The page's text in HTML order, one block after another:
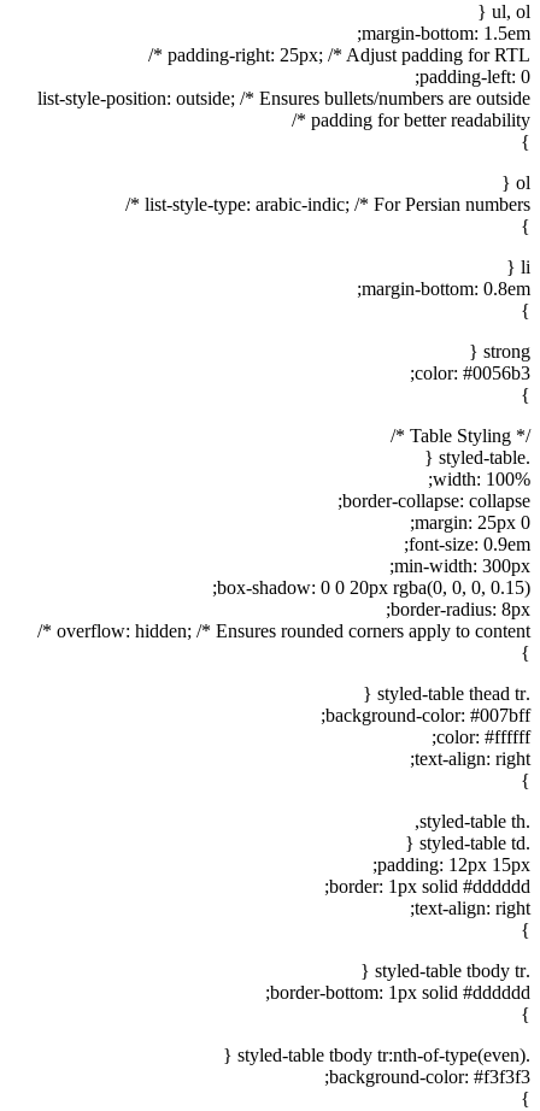
ul, ol {
margin-bottom: 1.5em;
padding-right: 25px; /* Adjust padding for RTL */
padding-left: 0;
list-style-position: outside; /* Ensures bullets/numbers are outside
padding for better readability */
}
ol {
list-style-type: arabic-indic; /* For Persian numbers */
}
li {
margin-bottom: 0.8em;
}
strong {
color: #0056b3;
}
/* Table Styling */
.styled-table {
width: 100%;
border-collapse: collapse;
margin: 25px 0;
font-size: 0.9em;
min-width: 300px;
box-shadow: 0 0 20px rgba(0, 0, 0, 0.15);
border-radius: 8px;
overflow: hidden; /* Ensures rounded corners apply to content */
}
.styled-table thead tr {
background-color: #007bff;
color: #ffffff;
text-align: right;
}
.styled-table th,
.styled-table td {
padding: 12px 15px;
border: 1px solid #dddddd;
text-align: right;
}
.styled-table tbody tr {
border-bottom: 1px solid #dddddd;
}
.styled-table tbody tr:nth-of-type(even) {
background-color: #f3f3f3;
}